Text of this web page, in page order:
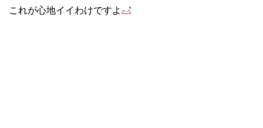
これが心地イイわけですよ